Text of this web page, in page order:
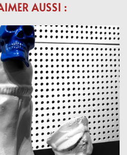
AUSSI :